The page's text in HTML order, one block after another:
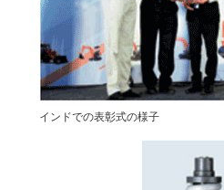
インドでの表彰式の様子